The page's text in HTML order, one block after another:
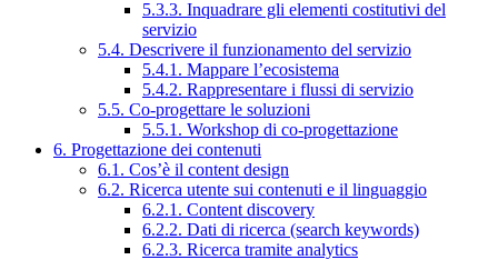
5.3.3. Inquadrare gli elementi costitutivi del
servizio
5.4. Descrivere il funzionamento del servizio
5.4.1. Mappare l’ecosistema
5.4.2. Rappresentare i flussi di servizio
5.5. Co-progettare le soluzioni
5.5.1. Workshop di co-progettazione
6. Progettazione dei contenuti
6.1. Cos’è il content design
6.2. Ricerca utente sui contenuti e il linguaggio
6.2.1. Content discovery
6.2.2. Dati di ricerca (search keywords)
6.2.3. Ricerca tramite analytics